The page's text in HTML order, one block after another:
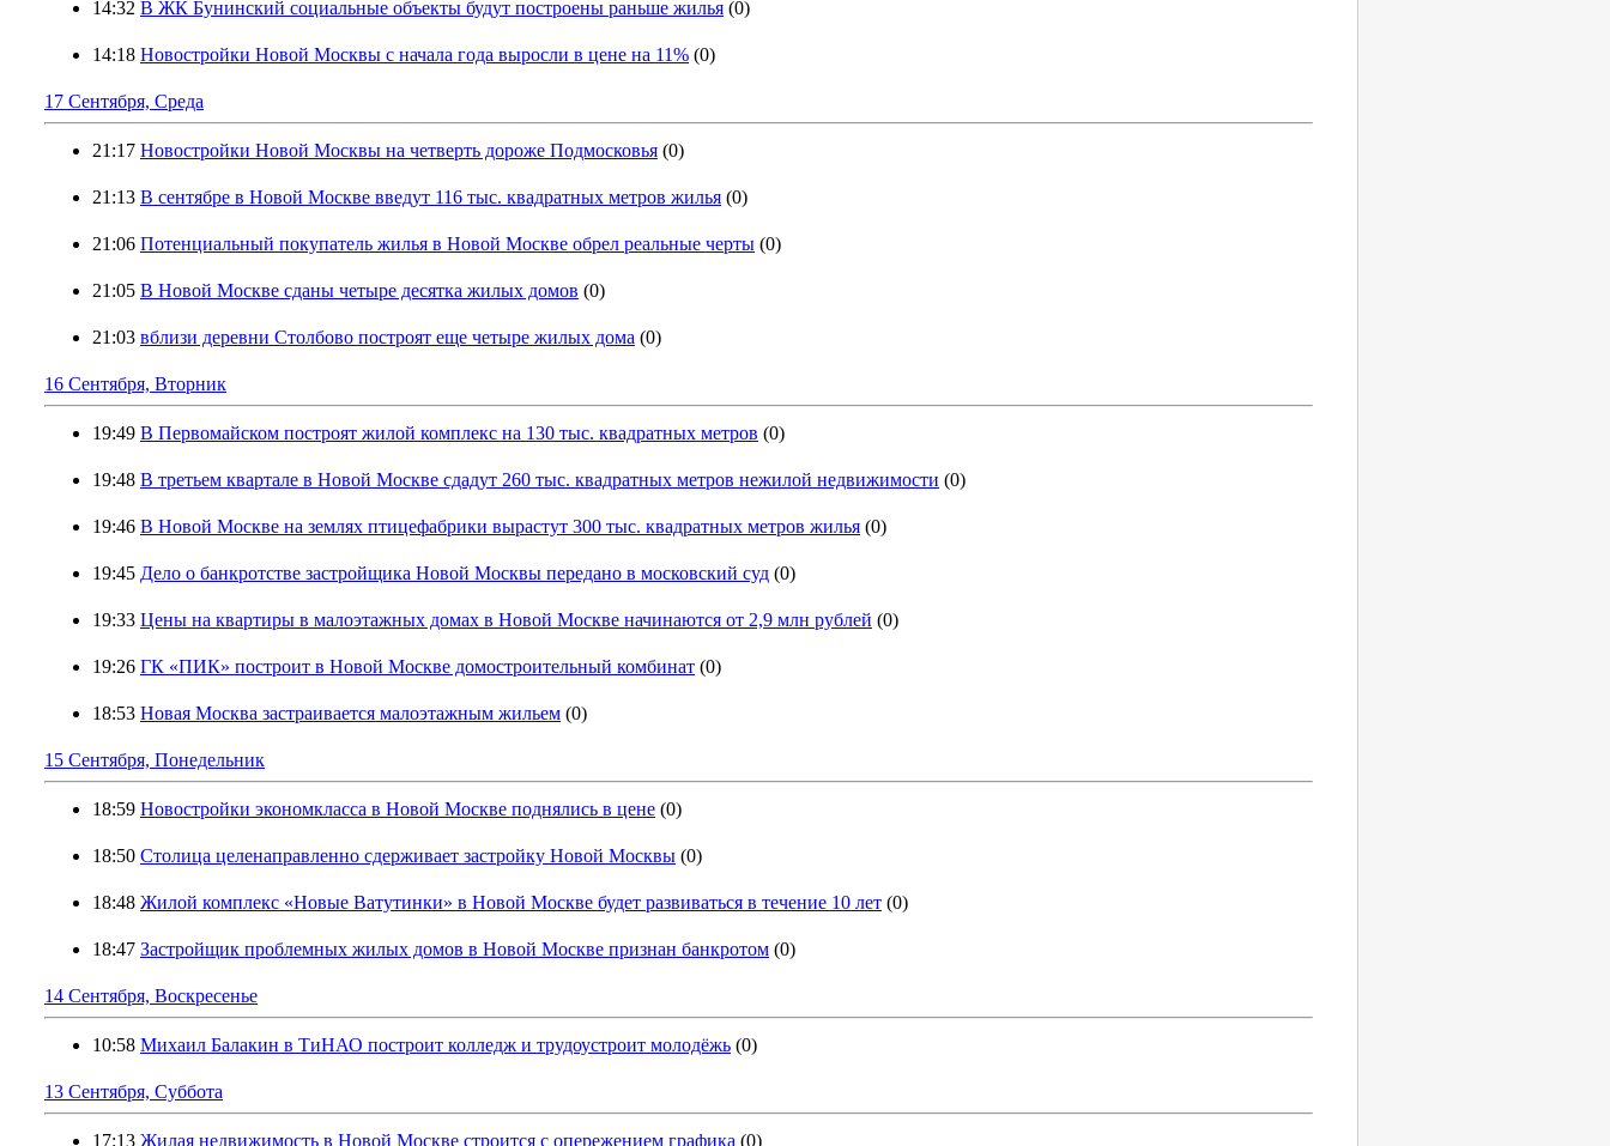
14:32 В ЖК Бунинский социальные объекты будут построены раньше жилья (0)
14:18 Новостройки Новой Москвы с начала года выросли в цене на 11% (0)
17 Сентября, Среда
21:17 Новостройки Новой Москвы на четверть дороже Подмосковья (0)
21:13 В сентябре в Новой Москве введут 116 тыс. квадратных метров жилья (0)
21:06 Потенциальный покупатель жилья в Новой Москве обрел реальные черты (0)
21:05 В Новой Москве сданы четыре десятка жилых домов (0)
21:03 вблизи деревни Столбово построят еще четыре жилых дома (0)
16 Сентября, Вторник
19:49 В Первомайском построят жилой комплекс на 130 тыс. квадратных метров (0)
19:48 В третьем квартале в Новой Москве сдадут 260 тыс. квадратных метров нежилой недвижимости (0)
19:46 В Новой Москве на землях птицефабрики вырастут 300 тыс. квадратных метров жилья (0)
19:45 Дело о банкротстве застройщика Новой Москвы передано в московский суд (0)
19:33 Цены на квартиры в малоэтажных домах в Новой Москве начинаются от 2,9 млн рублей (0)
19:26 ГК «ПИК» построит в Новой Москве домостроительный комбинат (0)
18:53 Новая Москва застраивается малоэтажным жильем (0)
15 Сентября, Понедельник
18:59 Новостройки экономкласса в Новой Москве поднялись в цене (0)
18:50 Столица целенаправленно сдерживает застройку Новой Москвы (0)
18:48 Жилой комплекс «Новые Ватутинки» в Новой Москве будет развиваться в течение 10 лет (0)
18:47 Застройщик проблемных жилых домов в Новой Москве признан банкротом (0)
14 Сентября, Воскресенье
10:58 Михаил Балакин в ТиНАО построит колледж и трудоустроит молодёжь (0)
13 Сентября, Суббота
17:13 Жилая недвижимость в Новой Москве строится с опережением графика (0)